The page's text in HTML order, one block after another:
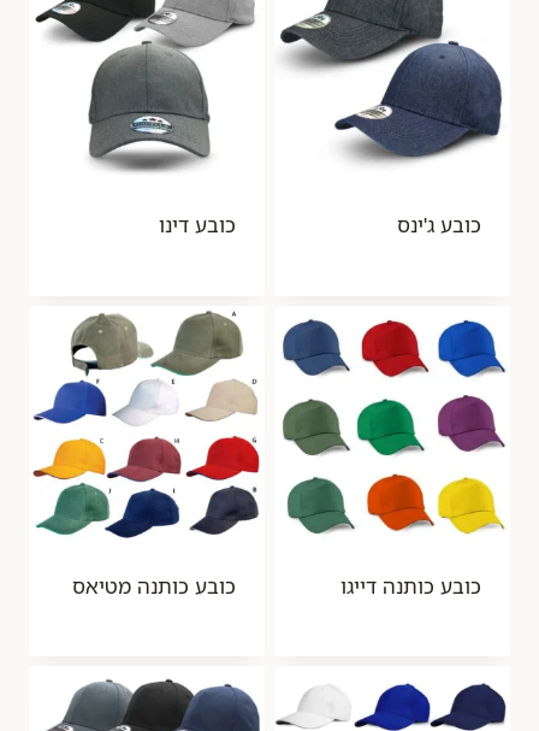
כובע ג'ינס כובע דינו
כובע כותנה דייגו כובע כותנה מטיאס